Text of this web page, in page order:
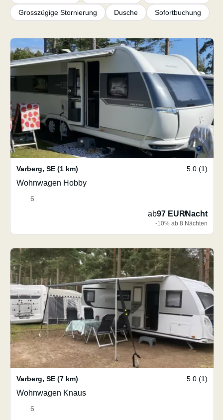
Grosszügige Stornierung Dusche Sofortbuchung
Varberg, SE (1 km) 5.0 (1)
Wohnwagen Hobby
6
ab97 EUR/Nacht
-10% ab 8 Nächten
Varberg, SE (7 km) 5.0 (1)
Wohnwagen Knaus
6